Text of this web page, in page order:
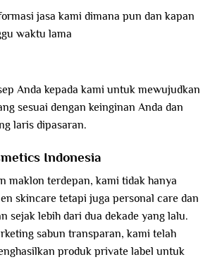
jasa kami dimana pun dan kapan
waktu lama
Anda kepada kami untuk mewujudkan
sesuai dengan keinginan Anda dan
laris dipasaran.
Indonesia
maklon terdepan, kami tidak hanya
skincare tetapi juga personal care dan
sejak lebih dari dua dekade yang lalu.
sabun transparan, kami telah
produk private label untuk